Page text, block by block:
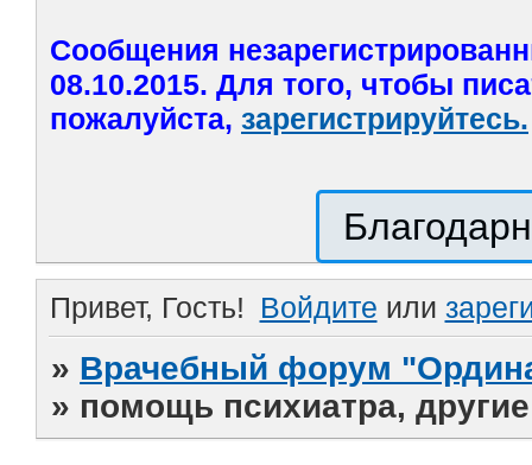
Сообщения
08.10.2015. Для того, чтобы
пожалуйста, зарегистрируйтесь.
Привет, Гость! Войдите или
» Врачебный форум
» помощь психиатра,